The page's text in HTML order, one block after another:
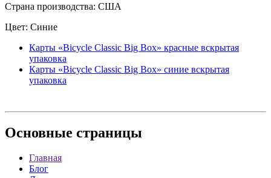
Страна производства: США
Цвет: Синие
Карты «Bicycle Classic Big Box» красные вскрытая
упаковка
Карты «Bicycle Classic Big Box» синие вскрытая
упаковка
Основные страницы
Главная
Блог